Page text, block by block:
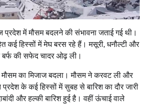
प्रदेश में मौसम बदलने की संभावना जताई गई थी।
कई हिस्सों में मेघ बरस रहे हैं। मसूरी, धनौल्टी और
बर्फ की सफेद चादर ओढ़ ली।
का मिजाज बदला। मौसम ने करवट ली और
प्रदेश के कई हिस्सों में सुबह से बारिश का दौर जारी
और हल्की बारिश हुई है। वहीं ऊंचाई वाले